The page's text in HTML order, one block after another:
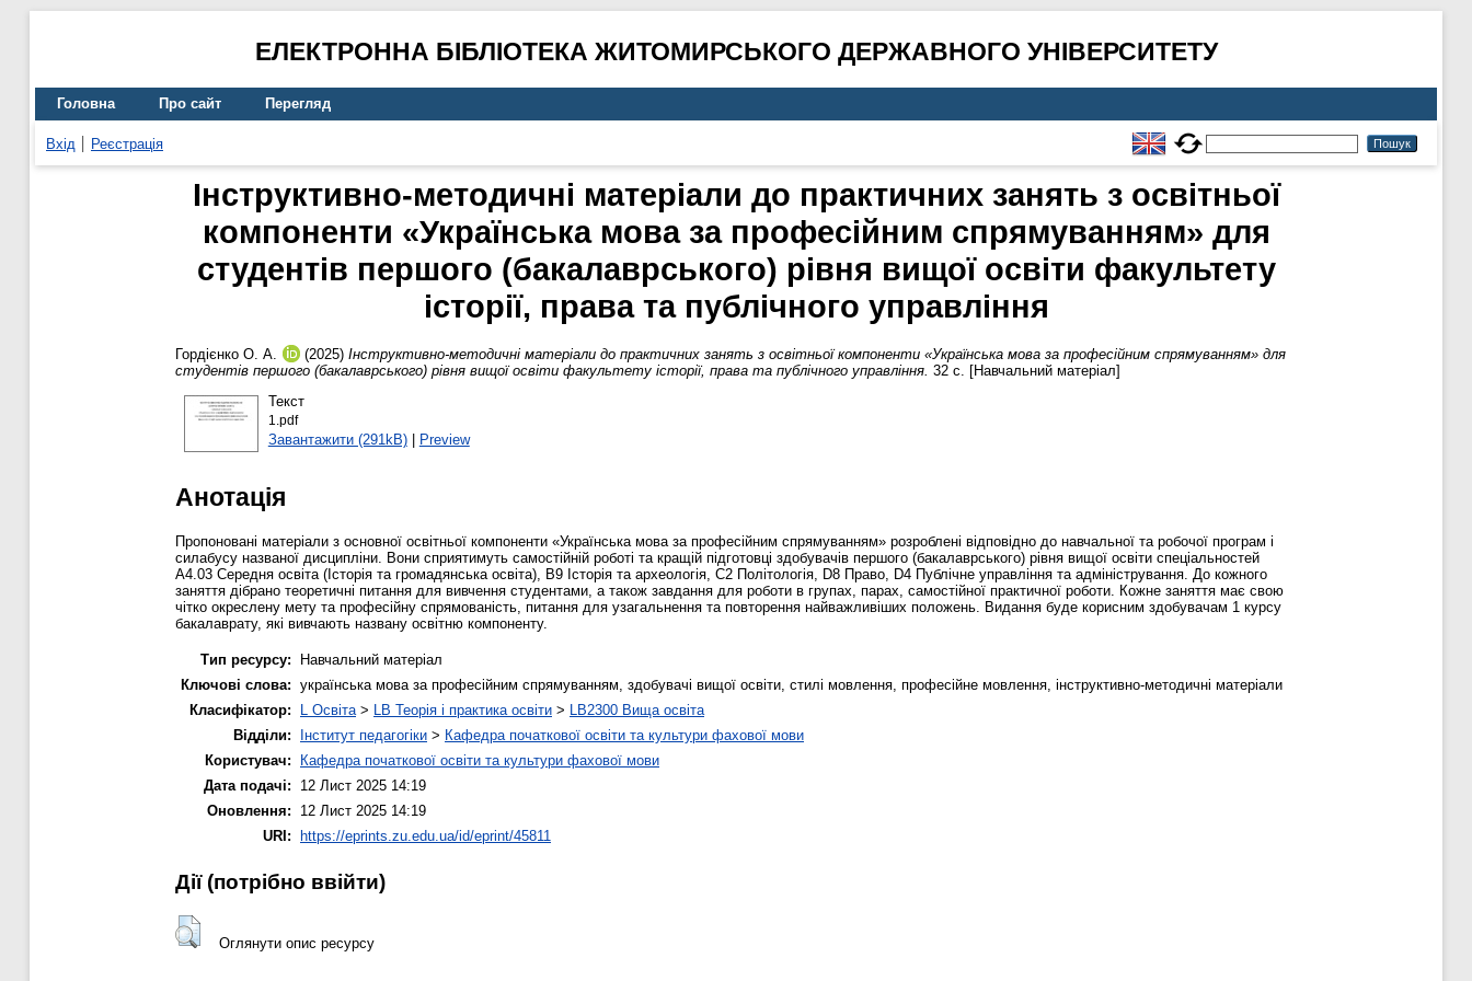
ЕЛЕКТРОННА БІБЛІОТЕКА ЖИТОМИРСЬКОГО ДЕРЖАВНОГО УНІВЕРСИТЕТУ
Головна Про сайт Перегляд
Вхід Реєстрація
Інструктивно-методичні матеріали до практичних занять з освітньої
компоненти «Українська мова за професійним спрямуванням» для
студентів першого (бакалаврського) рівня вищої освіти факультету
історії, права та публічного управління
Гордієнко О. А. (2025) Інструктивно-методичні матеріали до практичних занять з освітньої компоненти «Українська мова за професійним спрямуванням» для
студентів першого (бакалаврського) рівня вищої освіти факультету історії, права та публічного управління. 32 с. [Навчальний матеріал]
Текст
1.pdf
Завантажити (291kB)| Preview
Анотація
Пропоновані матеріали з основної освітньої компоненти «Українська мова за професійним спрямуванням» розроблені відповідно до навчальної та робочої програм і
силабусу названої дисципліни. Вони сприятимуть самостійній роботі та кращій підготовці здобувачів першого (бакалаврського) рівня вищої освіти спеціальностей
А4.03 Середня освіта (Історія та громадянська освіта), В9 Історія та археологія, С2 Політологія, D8 Право, D4 Публічне управління та адміністрування. До кожного
заняття дібрано теоретичні питання для вивчення студентами, а також завдання для роботи в групах, парах, самостійної практичної роботи. Кожне заняття має свою
чітко окреслену мету та професійну спрямованість, питання для узагальнення та повторення найважливіших положень. Видання буде корисним здобувачам 1 курсу
бакалаврату, які вивчають названу освітню компоненту.
Тип ресурсу:
Навчальний матеріал
Ключові слова: українська мова за професійним спрямуванням, здобувачі вищої освіти, стилі мовлення, професійне мовлення, інструктивно-методичні матеріали
Класифікатор:
L Освіта > LB Теорія і практика освіти > LB2300 Вища освіта
Відділи:
Інститут педагогіки > Кафедра початкової освіти та культури фахової мови
Користувач:
Кафедра початкової освіти та культури фахової мови
Дата подачі:
12 Лист 2025 14:19
Оновлення:
12 Лист 2025 14:19
URI: https://eprints.zu.edu.ua/id/eprint/45811
Дії ​​(потрібно ввійти)
Оглянути опис ресурсу